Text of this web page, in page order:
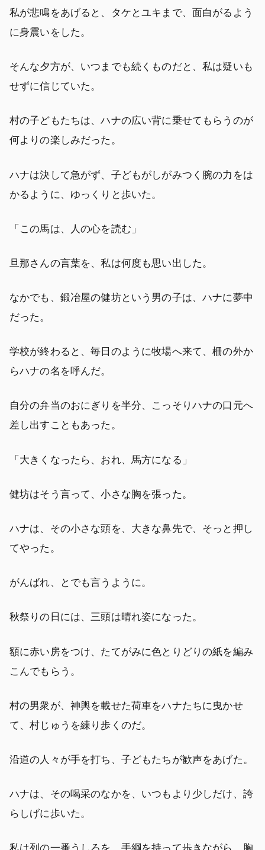
私が悲鳴をあげると、タケとユキまで、面白がるよう
に身震いをした。
そんな夕方が、いつまでも続くものだと、私は疑いも
せずに信じていた。
村の子どもたちは、ハナの広い背に乗せてもらうのが
何よりの楽しみだった。
ハナは決して急がず、子どもがしがみつく腕の力をは
かるように、ゆっくりと歩いた。
「この馬は、人の心を読む」
旦那さんの言葉を、私は何度も思い出した。
なかでも、鍛冶屋の健坊という男の子は、ハナに夢中
だった。
学校が終わると、毎日のように牧場へ来て、柵の外か
らハナの名を呼んだ。
自分の弁当のおにぎりを半分、こっそりハナの口元へ
差し出すこともあった。
「大きくなったら、おれ、馬方になる」
健坊はそう言って、小さな胸を張った。
ハナは、その小さな頭を、大きな鼻先で、そっと押し
てやった。
がんばれ、とでも言うように。
秋祭りの日には、三頭は晴れ姿になった。
額に赤い房をつけ、たてがみに色とりどりの紙を編み
こんでもらう。
村の男衆が、神輿を載せた荷車をハナたちに曳かせ
て、村じゅうを練り歩くのだ。
沿道の人々が手を打ち、子どもたちが歓声をあげた。
ハナは、その喝采のなかを、いつもより少しだけ、誇
らしげに歩いた。